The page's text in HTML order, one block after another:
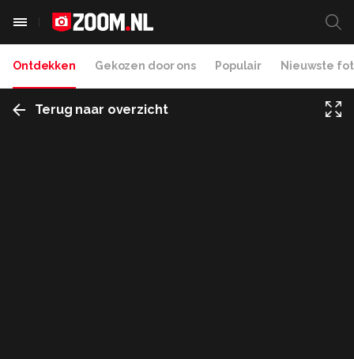
Ontdekken Gekozen door ons Populair Nieuwste
Terug naar overzicht